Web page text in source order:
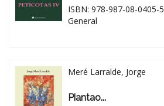
ISBN: 978-987-08-0405-5
General
Meré Larralde, Jorge
Piantao...